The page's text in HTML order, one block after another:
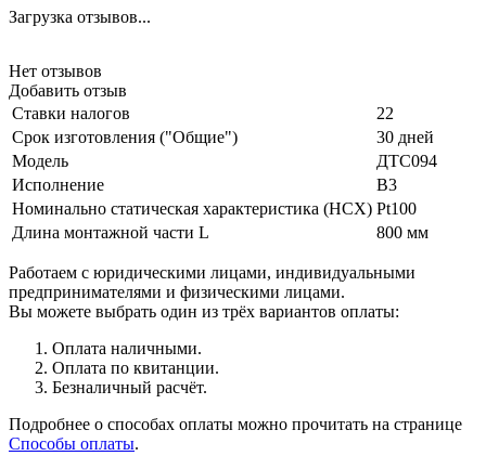
Загрузка отзывов...
Нет отзывов
Добавить отзыв
Ставки налогов
22
Срок изготовления ("Общие")
30 дней
Модель
ДТС094
Исполнение
В3
Номинально статическая характеристика (НСХ) Pt100
Длина монтажной части L
800 мм
Работаем с юридическими лицами, индивидуальными
предпринимателями и физическими лицами.
Вы можете выбрать один из трёх вариантов оплаты:
Оплата наличными.
Оплата по квитанции.
Безналичный расчёт.
Подробнее о способах оплаты можно прочитать на странице
Способы оплаты.